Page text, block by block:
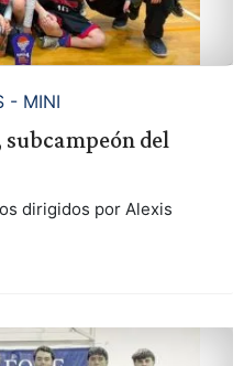
- MINI
del
dirigidos por Alexis